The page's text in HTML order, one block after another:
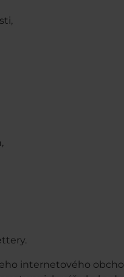
internetového